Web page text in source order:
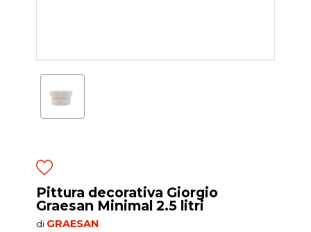
Pittura decorativa Giorgio
Graesan Minimal 2.5 litri
di GRAESAN